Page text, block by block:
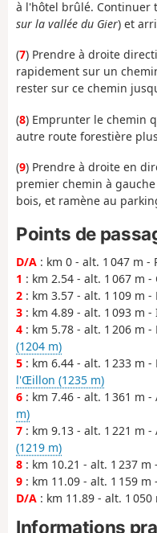
à l'hôtel brûlé. Continuer
sur la vallée du Gier) et
(7) Prendre à droite
rapidement sur un
rester sur ce chemin
(8) Emprunter le chemin
autre route forestière
(9) Prendre à droite en
premier chemin à
bois, et ramène au
Points de
D/A : km 0 - alt. 1 047 m
1 : km 2.54 - alt. 1 067 m
2 : km 3.57 - alt. 1 109 m
3 : km 4.89 - alt. 1 093 m
4 : km 5.78 - alt. 1 206 m
(1204 m)
5 : km 6.44 - alt. 1 233 m
l'Œillon (1235 m)
6 : km 7.46 - alt. 1 361 m -
m)
7 : km 9.13 - alt. 1 221 m -
(1219 m)
8 : km 10.21 - alt. 1 237
9 : km 11.09 - alt. 1 159
D/A : km 11.89 - alt. 1
Informations